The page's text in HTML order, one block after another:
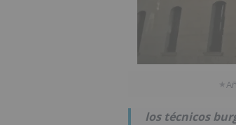
★
los técnicos